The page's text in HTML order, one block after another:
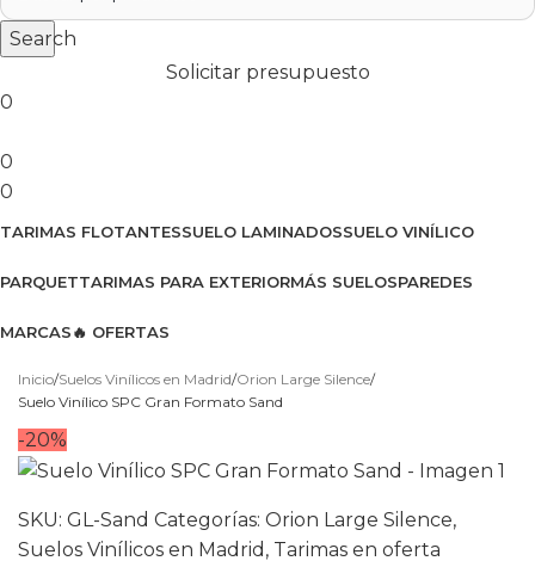
Search
Solicitar presupuesto
0
0
0
TARIMAS FLOTANTESSUELO LAMINADOSSUELO VINÍLICO
PARQUETTARIMAS PARA EXTERIORMÁS SUELOSPAREDES
MARCAS🔥 OFERTAS
Ver catálogo 2026
Inicio Suelos Vinílicos en Madrid Orion Large Silence
Suelo Vinílico SPC Gran Formato Sand
-20%
SKU: GL-Sand Categorías: Orion Large Silence,
Suelos Vinílicos en Madrid , Tarimas en oferta